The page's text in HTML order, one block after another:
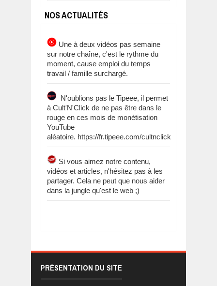
NOS ACTUALITÉS
Une à deux vidéos pas semaine
sur notre chaîne, c'est le rythme du
moment, cause emploi du temps
travail / famille surchargé.
N'oublions pas le Tipeee, il permet
à Cult'N'Click de ne pas être dans le
rouge en ces mois de monétisation
YouTube
aléatoire. https://fr.tipeee.com/cultnclick
Si vous aimez notre contenu,
vidéos et articles, n'hésitez pas à les
partager. Cela ne peut que nous aider
dans la jungle qu'est le web ;)
PRÉSENTATION DU SITE